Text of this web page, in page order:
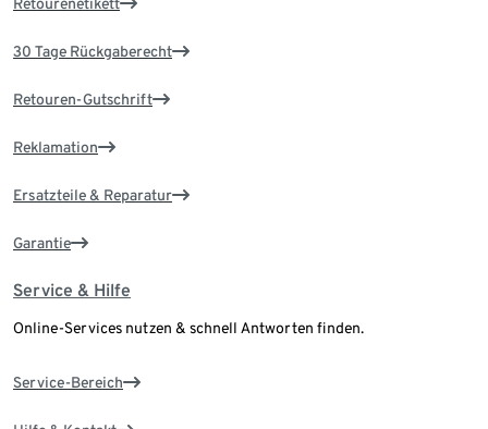
Retourenetikett
30 Tage Rückgaberecht
Retouren-Gutschrift
Reklamation
Ersatzteile & Reparatur
Garantie
Service & Hilfe
Online-Services nutzen & schnell Antworten finden.
Service-Bereich